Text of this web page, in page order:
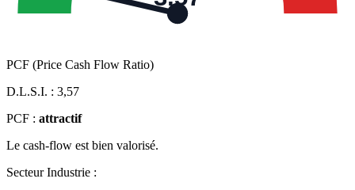
PCF (Price Cash Flow Ratio)
D.L.S.I. : 3,57
PCF : attractif
Le cash-flow est bien valorisé.
Secteur Industrie :